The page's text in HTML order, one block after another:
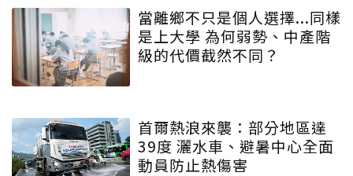
當離鄉不只是個人選擇...同樣
是上大學 為何弱勢、中產階
級的代價截然不同？
首爾熱浪來襲：部分地區達
39度 灑水車、避暑中心全面
動員防止熱傷害